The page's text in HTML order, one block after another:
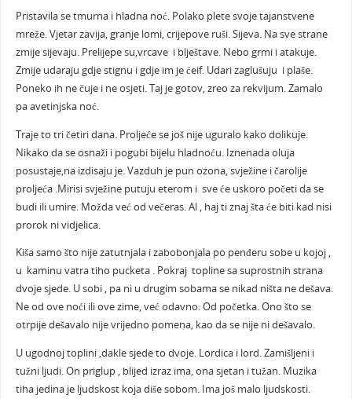
Pristavila se tmurna i hladna noć. Polako plete svoje tajanstvene
mreže. Vjetar zavija, granje lomi, crijepove ruši. Sijeva. Na sve strane
zmije sijevaju. Prelijepe su,vrcave i blještave. Nebo grmi i atakuje.
Zmije udaraju gdje stignu i gdje im je ćeif. Udari zaglušuju i plaše.
Poneko ih ne čuje i ne osjeti. Taj je gotov, zreo za rekvijum. Zamalo
pa avetinjska noć.
Traje to tri četiri dana. Proljeće se još nije uguralo kako dolikuje.
Nikako da se osnaži i pogubi bijelu hladnoću. Iznenada oluja
posustaje,na izdisaju je. Vazduh je pun ozona, svježine i čarolije
proljeća .Mirisi svježine putuju eterom i sve će uskoro početi da se
budi ili umire. Možda već od večeras. Al , haj ti znaj šta će biti kad nisi
prorok ni vidjelica.
Kiša samo što nije zatutnjala i zabobonjala po penđeru sobe u kojoj ,
u kaminu vatra tiho pucketa . Pokraj topline sa suprostnih strana
dvoje sjede. U sobi , pa ni u drugim sobama se nikad ništa ne dešava.
Ne od ove noći ili ove zime, već odavno. Od početka. Ono što se
otrpije dešavalo nije vrijedno pomena, kao da se nije ni dešavalo.
U ugodnoj toplini ,dakle sjede to dvoje. Lordica i lord. Zamišljeni i
tužni ljudi. On priglup , blijed izraz ima, ona sjetan i tužan. Muzika
tiha jedina je ljudskost koja diše sobom. Ima još malo ljudskosti.